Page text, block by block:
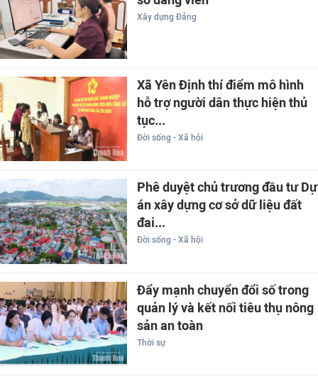
Xây dựng Đảng
Xã Yên Định thí điểm mô hình
hỗ trợ người dân thực hiện thủ
tục...
Đời sống - Xã hội
Phê duyệt chủ trương đầu tư Dự
án xây dựng cơ sở dữ liệu đất
đai...
Đời sống - Xã hội
Đẩy mạnh chuyển đổi số trong
quản lý và kết nối tiêu thụ nông
sản an toàn
Thời sự